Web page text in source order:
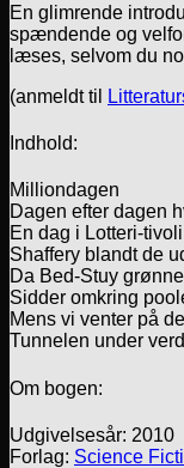
En glimrende
spændende og
læses, selvom du
(anmeldt til
Indhold:
Milliondagen
Dagen efter dagen
En dag i Lotteri-tivoli
Shaffery blandt de
Da Bed-Stuy
Sidder omkring
Mens vi venter på
Tunnelen under
Om bogen:
Udgivelsesår: 2010
Forlag: Science